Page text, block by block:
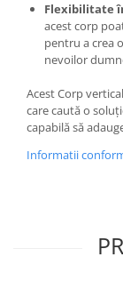
Flexibilitate
acest corp
pentru a crea
nevoilor
Acest Corp
care caută o
capabilă să
Informatii